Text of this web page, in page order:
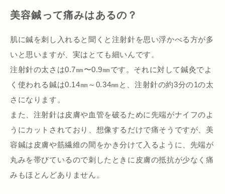
美容鍼って痛みはあるの？
肌に鍼を刺し入れると聞くと注射針を思い浮かべる方が多
いと思いますが、実はとても細いんです。
注射針の太さは0.7㎜〜0.9㎜です。それに対して鍼灸でよ
く使われる鍼は0.14㎜～0.34㎜と、注射針の約3分の1の太
さになります。
また、注射針は皮膚や血管を破るために先端がナイフのよ
うにカットされており、想像するだけで痛そうですが、美
容鍼は皮膚や筋繊維の間をかき分けて入るように、先端が
丸みを帯びているので刺したときに皮膚の抵抗が少なく痛
みもほとんどありません。